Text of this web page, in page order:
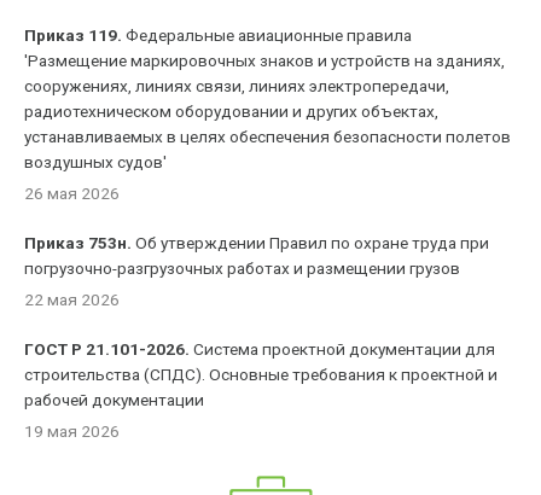
Приказ 119. Федеральные авиационные правила
'Размещение маркировочных знаков и устройств на зданиях,
сооружениях, линиях связи, линиях электропередачи,
радиотехническом оборудовании и других объектах,
устанавливаемых в целях обеспечения безопасности полетов
воздушных судов'
26 мая 2026
Приказ 753н. Об утверждении Правил по охране труда при
погрузочно-разгрузочных работах и размещении грузов
22 мая 2026
ГОСТ Р 21.101-2026. Система проектной документации для
строительства (СПДС). Основные требования к проектной и
рабочей документации
19 мая 2026